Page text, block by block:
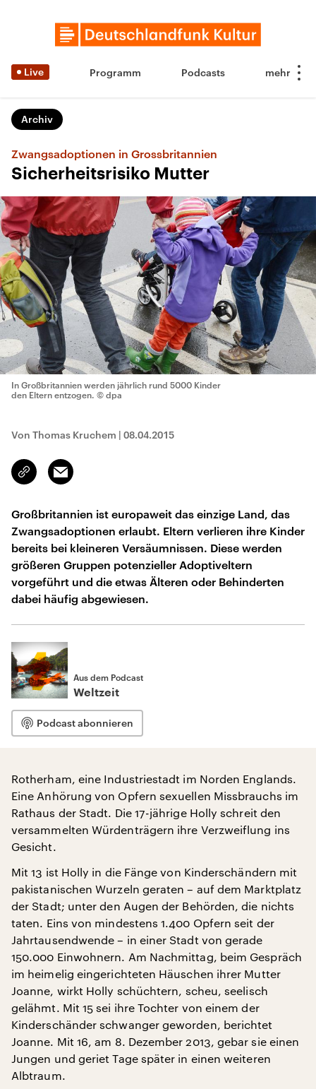
Live Programm Podcasts
Archiv
Zwangsadoptionen in Grossbritannien
Sicherheitsrisiko Mutter
In Großbritannien werden jährlich rund 5000 Kinder
den Eltern entzogen. © dpa
Von Thomas Kruchem | 08.04.2015
Link
kopieren/teilen
Email
Großbritannien ist europaweit das einzige Land, das
Zwangsadoptionen erlaubt. Eltern verlieren ihre Kinder
bereits bei kleineren Versäumnissen. Diese werden
größeren Gruppen potenzieller Adoptiveltern
vorgeführt und die etwas Älteren oder Behinderten
dabei häufig abgewiesen.
Aus dem Podcast
Weltzeit
Podcast abonnieren
Rotherham, eine Industriestadt im Norden Englands.
Eine Anhörung von Opfern sexuellen Missbrauchs im
Rathaus der Stadt. Die 17-jährige Holly schreit den
versammelten Würdenträgern ihre Verzweiflung ins
Gesicht.
Mit 13 ist Holly in die Fänge von Kinderschändern mit
pakistanischen Wurzeln geraten – auf dem Marktplatz
der Stadt; unter den Augen der Behörden, die nichts
taten. Eins von mindestens 1.400 Opfern seit der
Jahrtausendwende – in einer Stadt von gerade
150.000 Einwohnern. Am Nachmittag, beim Gespräch
im heimelig eingerichteten Häuschen ihrer Mutter
Joanne, wirkt Holly schüchtern, scheu, seelisch
gelähmt. Mit 15 sei ihre Tochter von einem der
Kinderschänder schwanger geworden, berichtet
Joanne. Mit 16, am 8. Dezember 2013, gebar sie einen
Jungen und geriet Tage später in einen weiteren
Albtraum.